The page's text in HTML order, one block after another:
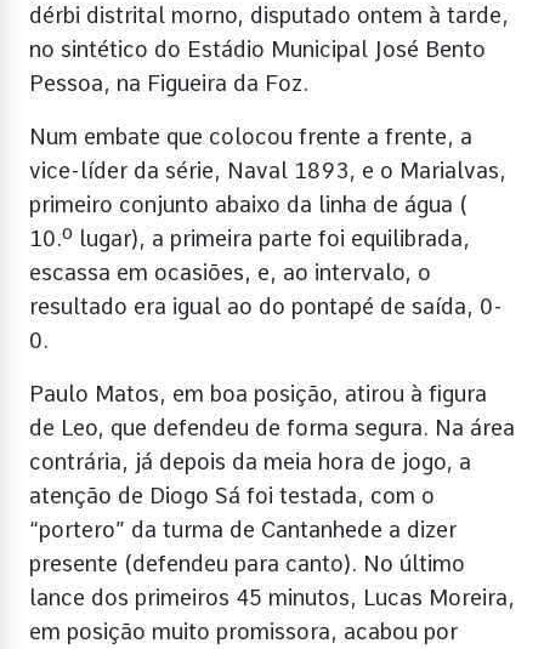
dérbi distrital morno, disputado ontem à tarde,
no sintético do Estádio Municipal José Bento
Pessoa, na Figueira da Foz.
Num embate que colocou frente a frente, a
vice-líder da série, Naval 1893, e o Marialvas,
primeiro conjunto abaixo da linha de água (
10.º lugar), a primeira parte foi equilibrada,
escassa em ocasiões, e, ao intervalo, o
resultado era igual ao do pontapé de saída, 0-
0.
Paulo Matos, em boa posição, atirou à figura
de Leo, que defendeu de forma segura. Na área
contrária, já depois da meia hora de jogo, a
atenção de Diogo Sá foi testada, com o
“portero” da turma de Cantanhede a dizer
presente (defendeu para canto). No último
lance dos primeiros 45 minutos, Lucas Moreira,
em posição muito promissora, acabou por